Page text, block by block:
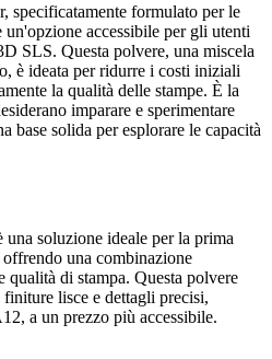
specificatamente formulato per le
accessibile per gli utenti
SLS. Questa polvere, una miscela
è ideata per ridurre i costi iniziali
la qualità delle stampe. È la
imparare e sperimentare
base solida per esplorare le capacità
soluzione ideale per la prima
una combinazione
di stampa. Questa polvere
lisce e dettagli precisi,
a un prezzo più accessibile.